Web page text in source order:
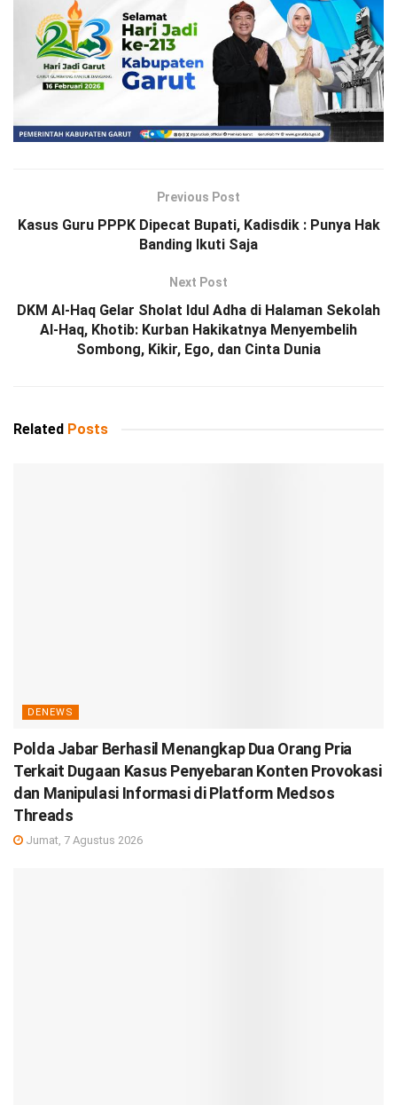
Previous Post
Kasus Guru PPPK Dipecat Bupati, Kadisdik : Punya Hak
Banding Ikuti Saja
Next Post
DKM Al-Haq Gelar Sholat Idul Adha di Halaman Sekolah
Al-Haq, Khotib: Kurban Hakikatnya Menyembelih
Sombong, Kikir, Ego, dan Cinta Dunia
Related Posts
DENEWS
Polda Jabar Berhasil Menangkap Dua Orang Pria
Terkait Dugaan Kasus Penyebaran Konten Provokasi
dan Manipulasi Informasi di Platform Medsos
Threads
Jumat, 7 Agustus 2026